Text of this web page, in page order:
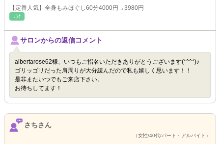
【定番人気】全身もみほぐし60分4000円→3980円
ﾘﾗｸ
サロンからの返信コメント
albertarose62様、いつもご指名いただきありがとうございます(*^^*)♪
ゴリッゴリだった肩周りが大分緩んだので私も嬉しく思います！！
是非またいつでもご来店下さい。
お待ちしてます！
さちさん
（女性/40代/パート・アルバイト）